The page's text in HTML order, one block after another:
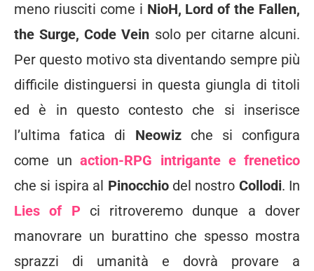
meno riusciti come i NioH, Lord of the Fallen,
the Surge, Code Vein solo per citarne alcuni.
Per questo motivo sta diventando sempre più
difficile distinguersi in questa giungla di titoli
ed è in questo contesto che si inserisce
l’ultima fatica di Neowizche si configura
come unaction-RPG intrigante e frenetico
che si ispira al Pinocchiodel nostro Collodi. In
Lies of P
ci ritroveremo dunque a dover
manovrare un burattino che spesso mostra
sprazzi di umanità e dovrà provare a